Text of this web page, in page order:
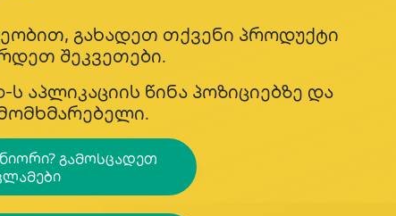
გახადეთ თქვენი პროდუქტი
შეკვეთები.
აპლიკაციის წინა პოზიციებზე და
გამოსცადეთ